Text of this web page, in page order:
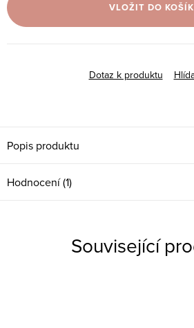
VLOŽIT DO
Dotaz k produktu
Popis produktu
Hodnocení (1)
Související